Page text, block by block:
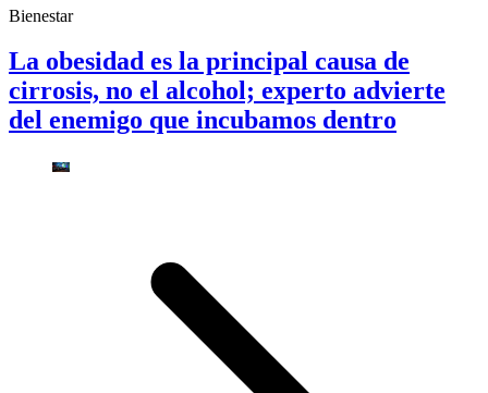
Bienestar
La obesidad es la principal causa de
cirrosis, no el alcohol; experto advierte
del enemigo que incubamos dentro